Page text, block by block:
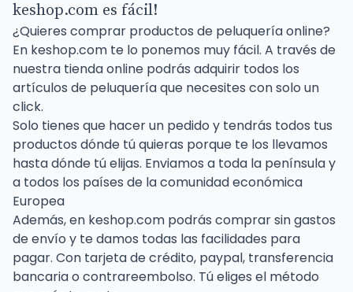
keshop.com es fácil!
¿Quieres comprar productos de peluquería online?
En keshop.com te lo ponemos muy fácil. A través de
nuestra tienda online podrás adquirir todos los
artículos de peluquería que necesites con solo un
click.
Solo tienes que hacer un pedido y tendrás todos tus
productos dónde tú quieras porque te los llevamos
hasta dónde tú elijas. Enviamos a toda la península y
a todos los países de la comunidad económica
Europea
Además, en keshop.com podrás comprar sin gastos
de envío y te damos todas las facilidades para
pagar. Con tarjeta de crédito, paypal, transferencia
bancaria o contrareembolso. Tú eliges el método